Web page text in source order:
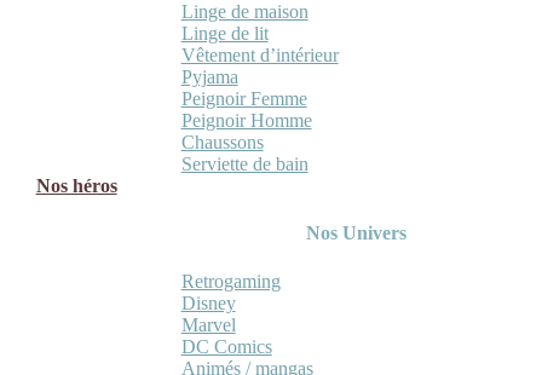
Linge de maison
Linge de lit
Vêtement d’intérieur
Pyjama
Peignoir Femme
Peignoir Homme
Chaussons
Serviette de bain
Nos héros
Nos Univers
Retrogaming
Disney
Marvel
DC Comics
Animés / mangas